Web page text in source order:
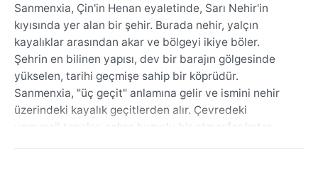
Sanmenxia, Çin'in Henan eyaletinde, Sarı Nehir'in
kıyısında yer alan bir şehir. Burada nehir, yalçın
kayalıklar arasından akar ve bölgeyi ikiye böler.
Şehrin en bilinen yapısı, dev bir barajın gölgesinde
yükselen, tarihi geçmişe sahip bir köprüdür.
Sanmenxia, "üç geçit" anlamına gelir ve ismini nehir
üzerindeki kayalık geçitlerden alır. Çevredeki
yemyeşil tepeler, şehre huzurlu bir atmosfer katar.